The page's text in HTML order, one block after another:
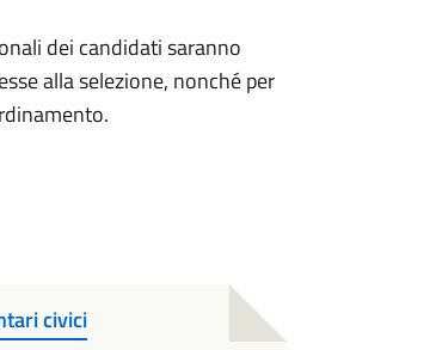
dei candidati saranno
alla selezione, nonché per
civici